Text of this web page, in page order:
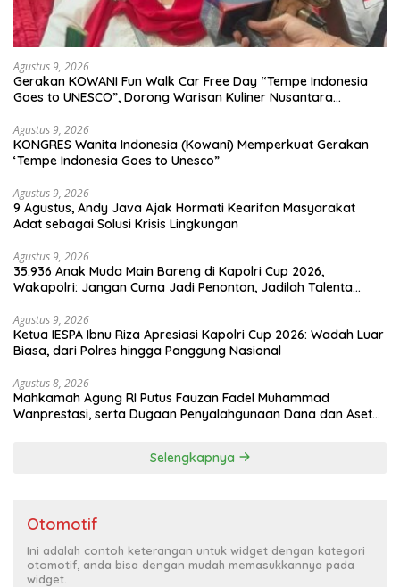
Agustus 9, 2026
Gerakan KOWANI Fun Walk Car Free Day “Tempe Indonesia
Goes to UNESCO”, Dorong Warisan Kuliner Nusantara
Agustus 9, 2026
KONGRES Wanita Indonesia (Kowani) Memperkuat Gerakan
‘Tempe Indonesia Goes to Unesco”
Agustus 9, 2026
9 Agustus, Andy Java Ajak Hormati Kearifan Masyarakat
Adat sebagai Solusi Krisis Lingkungan
Agustus 9, 2026
35.936 Anak Muda Main Bareng di Kapolri Cup 2026,
Wakapolri: Jangan Cuma Jadi Penonton, Jadilah Talenta
Agustus 9, 2026
Ketua IESPA Ibnu Riza Apresiasi Kapolri Cup 2026: Wadah Luar
Biasa, dari Polres hingga Panggung Nasional
Agustus 8, 2026
Mahkamah Agung RI Putus Fauzan Fadel Muhammad
Wanprestasi, serta Dugaan Penyalahgunaan Dana dan Aset
Selengkapnya
Otomotif
Ini adalah contoh keterangan untuk widget dengan kategori
otomotif, anda bisa dengan mudah memasukkannya pada
widget.